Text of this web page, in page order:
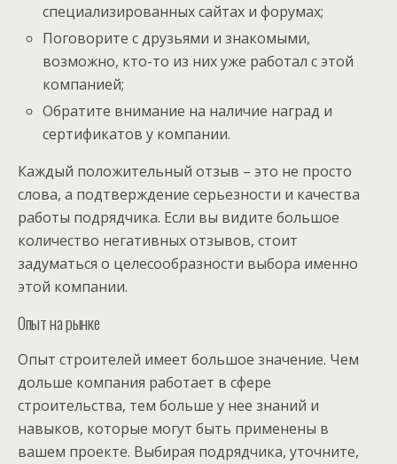
специализированных сайтах и форумах;
Поговорите с друзьями и знакомыми,
возможно, кто-то из них уже работал с этой
компанией;
Обратите внимание на наличие наград и
сертификатов у компании.
Каждый положительный отзыв – это не просто
слова, а подтверждение серьезности и качества
работы подрядчика. Если вы видите большое
количество негативных отзывов, стоит
задуматься о целесообразности выбора именно
этой компании.
Опыт на рынке
Опыт строителей имеет большое значение. Чем
дольше компания работает в сфере
строительства, тем больше у нее знаний и
навыков, которые могут быть применены в
вашем проекте. Выбирая подрядчика, уточните,